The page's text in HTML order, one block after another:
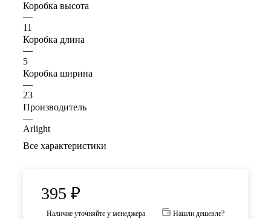
Коробка высота
—
11
Коробка длина
—
5
Коробка ширина
—
23
Производитель
—
Arlight
Все характеристики
395 ₽
Наличие уточняйте у менеджера Нашли дешевле?